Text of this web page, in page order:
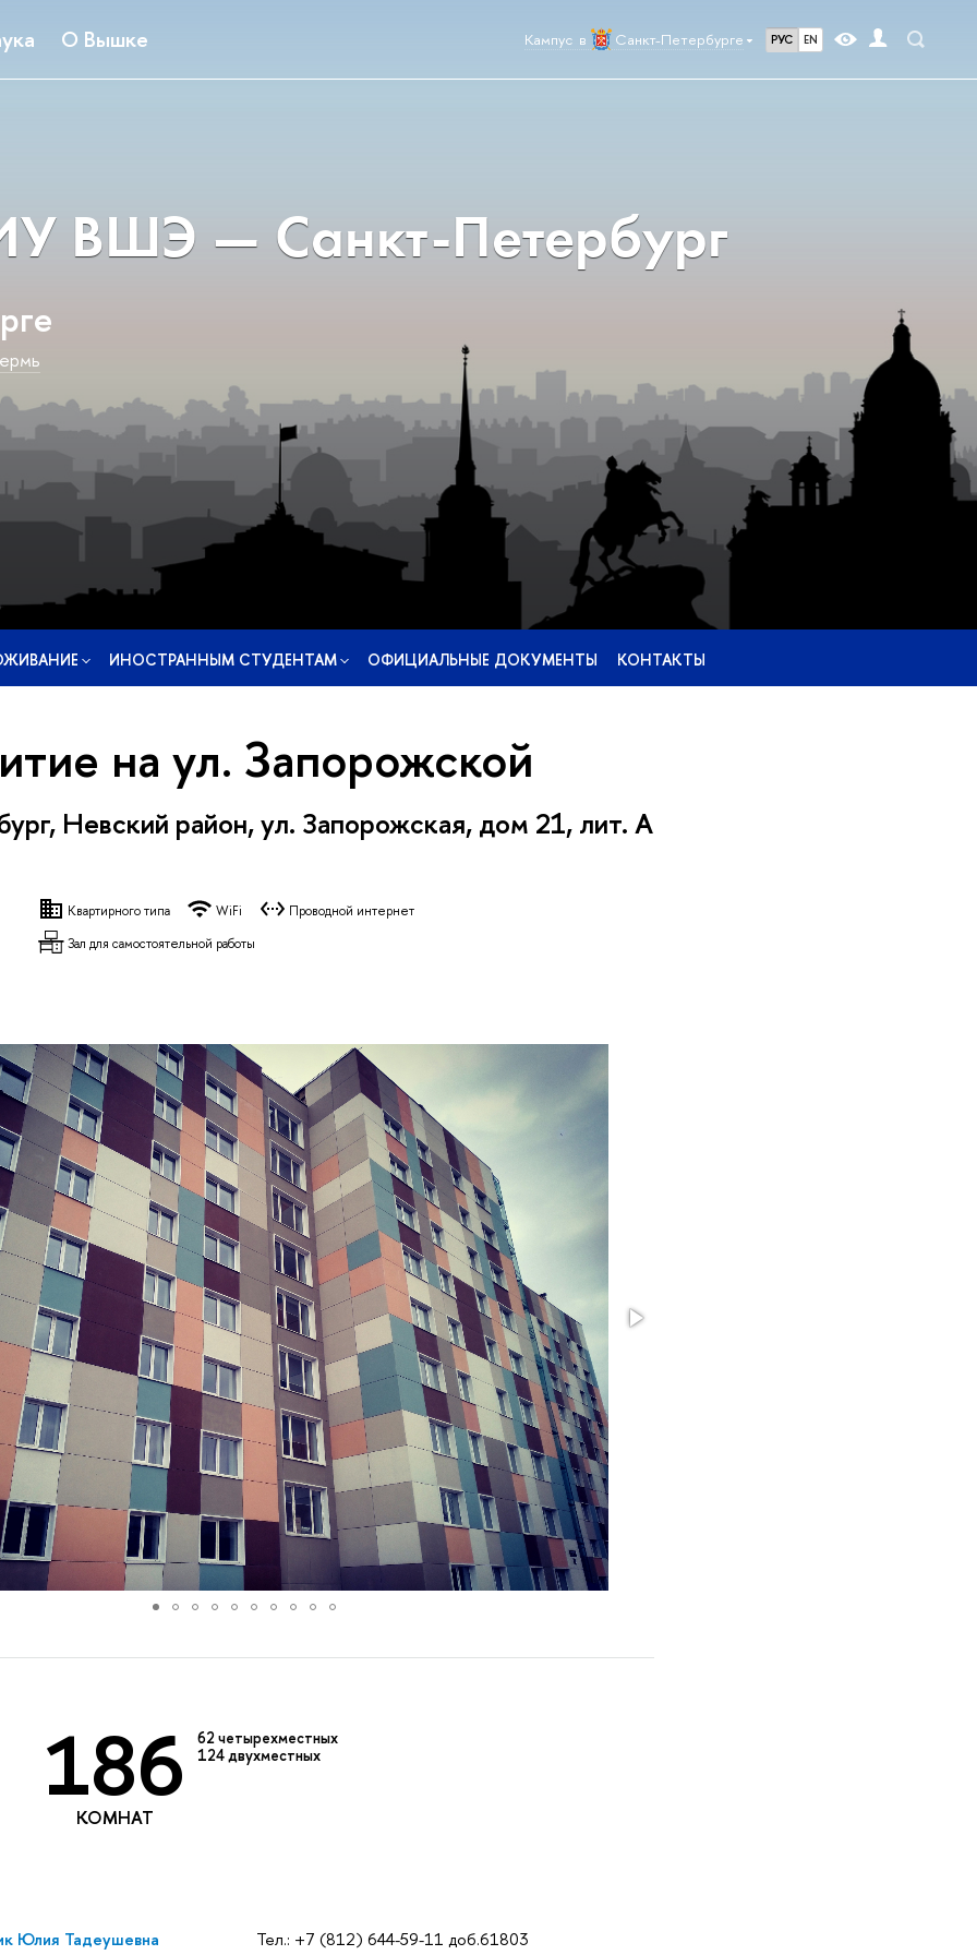
О Вышке Кампус в Санкт-Петербурге РУС EN
ВШЭ — Санкт-Петербург
ИНОСТРАННЫМ СТУДЕНТАМ ОФИЦИАЛЬНЫЕ ДОКУМЕНТЫ КОНТАКТЫ
на ул. Запорожской
Невский район, ул. Запорожская, дом 21, лит. А
Квартирного типа WiFi
Проводной интернет
Зал для самостоятельной работы
186
КОМНАТ
62четырехместных
124двухместных
Юлия Тадеушевна
Тел.: +7 (812) 644-59-11 доб.61803